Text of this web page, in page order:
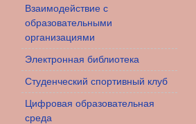
Взаимодействие с
образовательными
организациями
Электронная библиотека
Студенческий спортивный клуб
Цифровая образовательная
среда